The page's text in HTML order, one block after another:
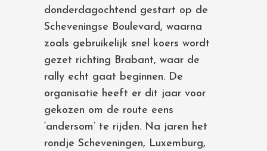
donderdagochtend gestart op de
Scheveningse Boulevard, waarna
zoals gebruikelijk snel koers wordt
gezet richting Brabant, waar de
rally echt gaat beginnen. De
organisatie heeft er dit jaar voor
gekozen om de route eens
‘andersom’ te rijden. Na jaren het
rondje Scheveningen, Luxemburg,